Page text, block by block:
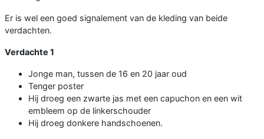
Er is wel een goed signalement van de kleding van beide
verdachten.
Verdachte 1
Jonge man, tussen de 16 en 20 jaar oud
Tenger poster
Hij droeg een zwarte jas met een capuchon en een wit
embleem op de linkerschouder
Hij droeg donkere handschoenen.